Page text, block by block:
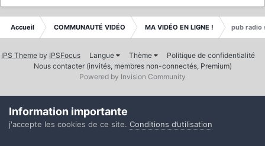
Accueil COMMUNAUTÉ VIDÉO MA VIDÉO EN LIGNE ! pub radio
IPS Theme by IPSFocus Langue Thème
Politique de confidentialité
Nous contacter (invités, membres non-connectés, Premium)
Powered by Invision Community
Information importante
j'accepte les cookies de ce site. Conditions d’utilisation